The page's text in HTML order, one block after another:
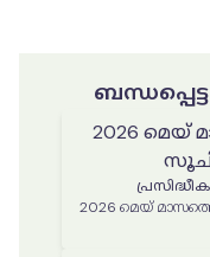
2026 മെയ്
2026 മെയ് മാസത്തെ ഉപഭോക്തൃ വില സൂചിക (ആർ/യു/